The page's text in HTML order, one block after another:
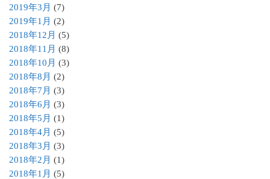
2019年3月 (7)
2019年1月 (2)
2018年12月 (5)
2018年11月 (8)
2018年10月 (3)
2018年8月 (2)
2018年7月 (3)
2018年6月 (3)
2018年5月 (1)
2018年4月 (5)
2018年3月 (3)
2018年2月 (1)
2018年1月 (5)